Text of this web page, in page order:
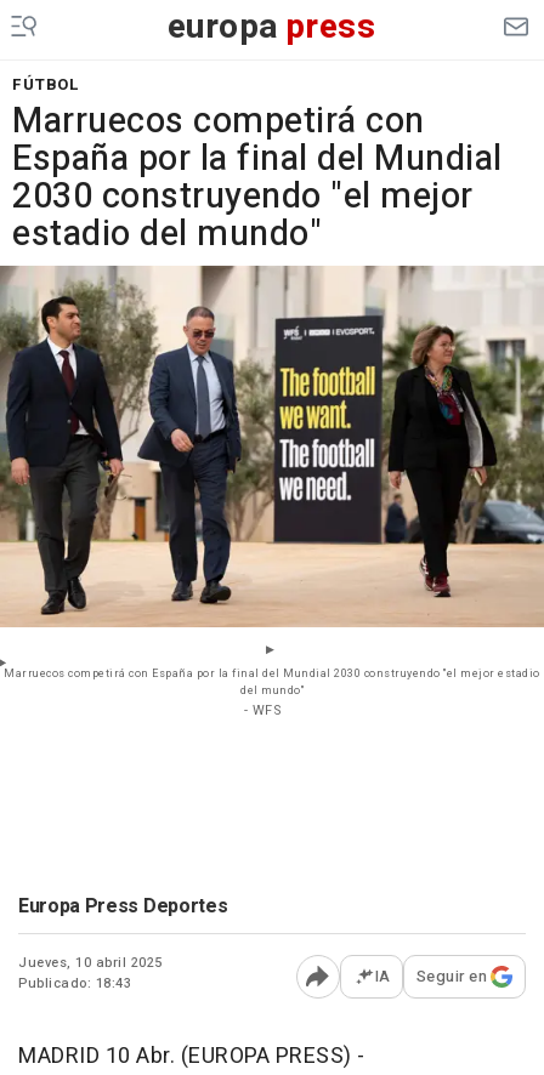
europa press
FÚTBOL
Marruecos competirá con
España por la final del Mundial
2030 construyendo "el mejor
estadio del mundo"
Marruecos competirá con España por la final del Mundial 2030 construyendo "el mejor estadio
del mundo"
- WFS
Europa Press Deportes
Jueves, 10 abril 2025
Publicado: 18:43
Abrir opciones para
IA Seguir en
MADRID 10 Abr. (EUROPA PRESS) -